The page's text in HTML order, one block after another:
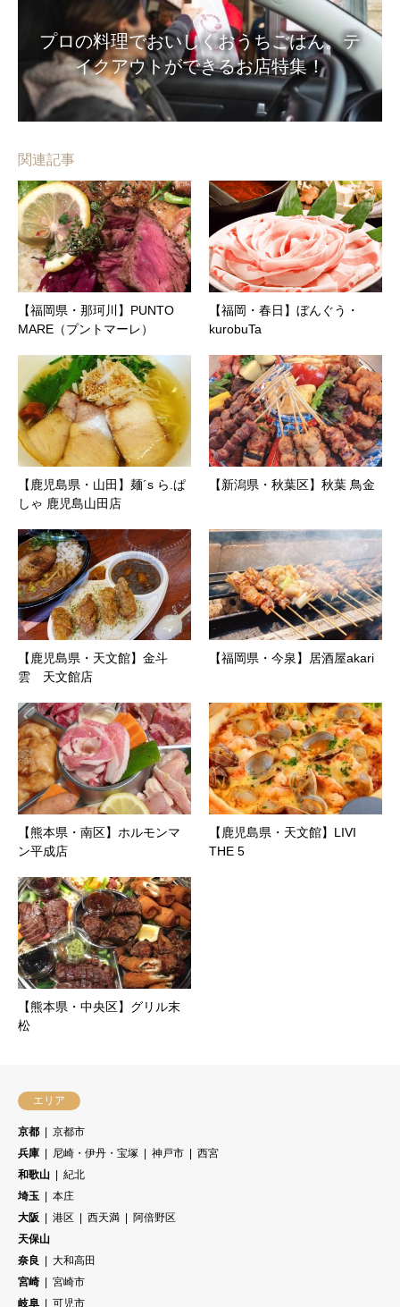
プロの料理でおいしくおうちごはん。テ
イクアウトができるお店特集！
関連記事
【福岡県・那珂川】PUNTO
MARE（プントマーレ）
【福岡・春日】ぼんぐう・
kurobuTa
【鹿児島県・山田】麺´s ら.ぱ
しゃ 鹿児島山田店
【新潟県・秋葉区】秋葉 鳥金
【鹿児島県・天文館】金斗
雲 天文館店
【福岡県・今泉】居酒屋akari
【熊本県・南区】ホルモンマ
ン平成店
【鹿児島県・天文館】LIVI
THE 5
【熊本県・中央区】グリル末
松
エリア
京都
京都市
兵庫
尼崎・伊丹・宝塚 神戸市
西宮
和歌山
紀北
埼玉
本庄
大阪
港区 西天満
阿倍野区
天保山
奈良
大和高田
宮崎
宮崎市
岐阜
可児市